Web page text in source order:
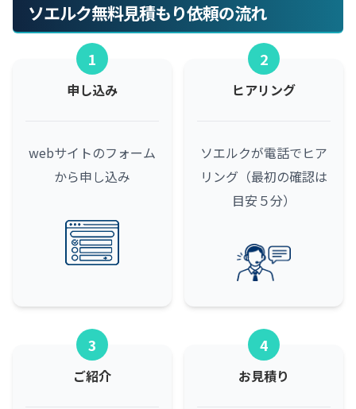
ソエルク無料見積もり依頼の流れ
1
申し込み
webサイトのフォーム
から申し込み
2
ヒアリング
ソエルクが電話でヒア
リング（最初の確認は
目安５分）
3
ご紹介
4
お見積り